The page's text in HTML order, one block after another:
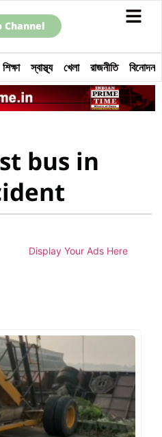
Channel
শিক্ষা স্বাস্থ্য খেলা রাজনীতি বিনোদন
bus in
Display Your Ads Here